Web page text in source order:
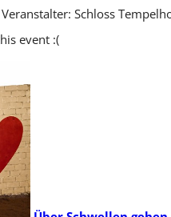
Veranstalter: Schloss
event :(